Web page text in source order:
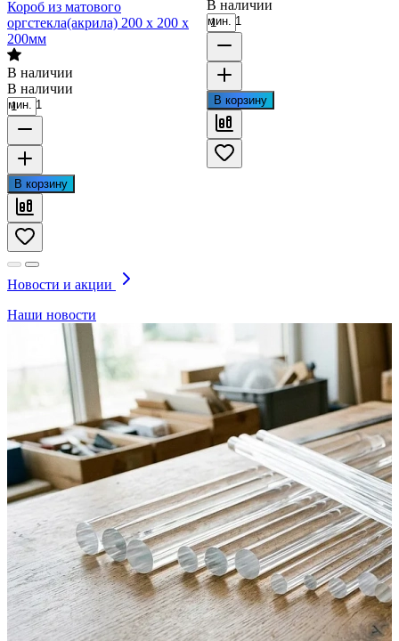
Короб из матового
оргстекла(акрила) 200 х 200 х
200мм
В наличии
В наличии
мин. 1
В корзину
В наличии
мин. 1
В корзину
Новости и акции
Наши новости